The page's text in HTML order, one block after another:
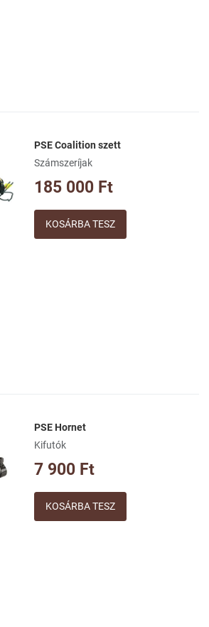
Kívánságlistához adom
Összehasonlításhoz adom
Gyorsnézet
PSE Coalition szett
Számszeríjak
185 000 Ft
Mennyiség
Kívánságlistához adom
Összehasonlításhoz adom
Gyorsnézet
PSE Hornet
Kifutók
7 900 Ft
Mennyiség